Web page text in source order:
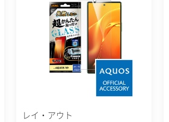
レイ・アウト